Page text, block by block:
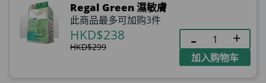
Regal Green 濕敏膚
此商品最多可加购3件
HKD$238
HKD$299
加入购物车